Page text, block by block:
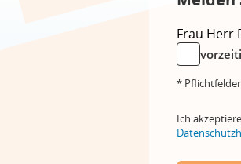
Frau Herr
* Pflichtfelder
Ich